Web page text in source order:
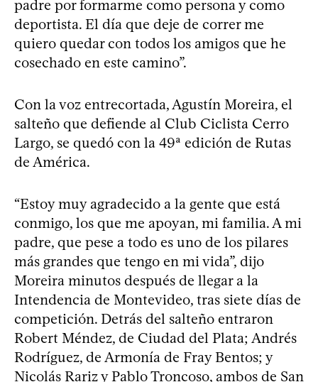
padre por formarme como persona y como
deportista. El día que deje de correr me
quiero quedar con todos los amigos que he
cosechado en este camino”.
Con la voz entrecortada, Agustín Moreira, el
salteño que defiende al Club Ciclista Cerro
Largo, se quedó con la 49ª edición de Rutas
de América.
“Estoy muy agradecido a la gente que está
conmigo, los que me apoyan, mi familia. A mi
padre, que pese a todo es uno de los pilares
más grandes que tengo en mi vida”, dijo
Moreira minutos después de llegar a la
Intendencia de Montevideo, tras siete días de
competición. Detrás del salteño entraron
Robert Méndez, de Ciudad del Plata; Andrés
Rodríguez, de Armonía de Fray Bentos; y
Nicolás Rariz y Pablo Troncoso, ambos de San